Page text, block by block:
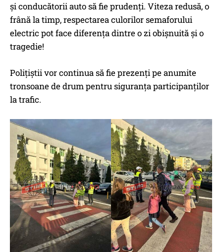
şi conducătorii auto să fie prudenţi. Viteza redusă, o
frână la timp, respectarea culorilor semaforului
electric pot face diferenţa dintre o zi obişnuită şi o
tragedie!
Poliţiştii vor continua să fie prezenţi pe anumite
tronsoane de drum pentru siguranţa participanţilor
la trafic.